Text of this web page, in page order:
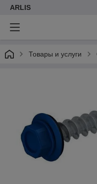
ARLIS
Товары и услуги